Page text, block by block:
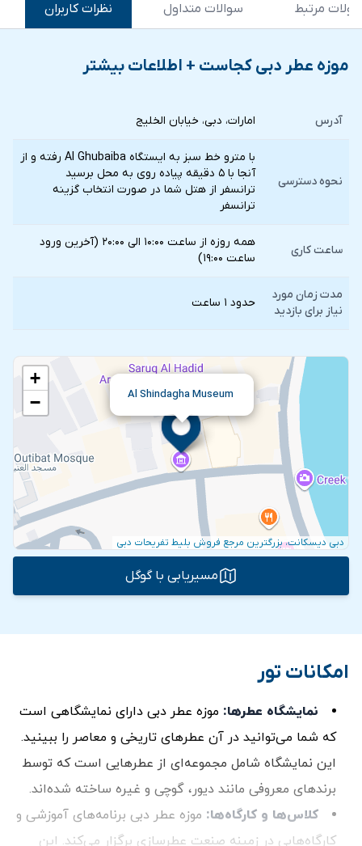
مرتبط سوالات متداول نظرات کاربران
موزه عطر دبی کجاست + اطلاعات بیشتر
آدرس امارات، دبی، خیابان الخلیج
نحوه دسترسی
با مترو خط سبز به ایستگاه Al Ghubaiba رفته و از
آنجا با ۵ دقیقه پیاده روی به محل برسید
ترانسفر از هتل شما در صورت انتخاب گزينه
ترانسفر
ساعت کاری
همه روزه از ساعت ۱۰:۰۰ الی ۲۰:۰۰ (آخرین ورود
ساعت ۱۹:۰۰)
مدت زمان مورد
نیاز برای بازدید
حدود ۱ ساعت
Al Shindagha Museum
+
−
دبی دیسکانت، بزرگترین مرجع فروش بلیط تفریحات دبی
مسیریابی با گوگل
امکانات تور
نمایشگاه عطرها: موزه عطر دبی دارای نمایشگاهی است
که شما می‌توانید در آن عطرهای تاریخی و معاصر را ببینید.
این نمایشگاه شامل مجموعه‌ای از عطرهایی است که توسط
برندهای معروفی مانند دیور، گوچی و غیره ساخته شده‌اند.
کلاس‌ها و کارگاه‌ها: موزه عطر دبی برنامه‌های آموزشی و
کارگاه‌هایی در زمینه صنعت عطرسازی برگزار می‌کند. این